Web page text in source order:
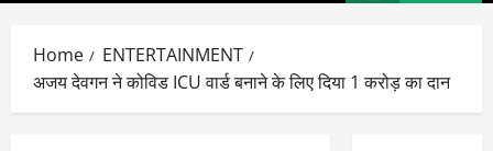
Home
ENTERTAINMENT
अजय देवगन ने कोविड ICU वार्ड बनाने के लिए दिया 1 करोड़ का दान